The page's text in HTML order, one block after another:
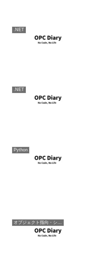
.NET
.NET
Python
オブジェクト指向・システム開発